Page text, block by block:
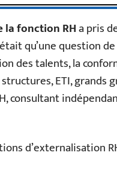
fonction RHa pris
qu’une question
des talents, la
ETI, grands
consultant
d’externalisation